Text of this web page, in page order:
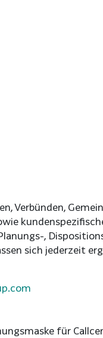
Verbünden,
,
sich jederzeit
für